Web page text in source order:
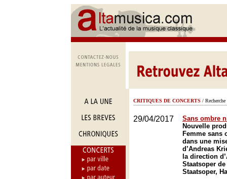
CRITIQUES DE CONCERTS / Recherche
29/04/2017
Sans ombre
Nouvelle
Femme sans
dans une
d’Andreas
la direction
Staatsoper
Staatsoper,